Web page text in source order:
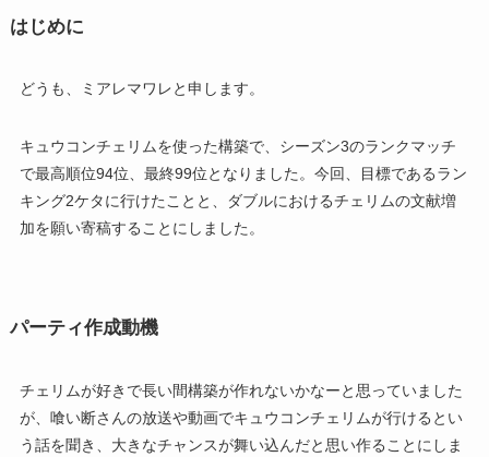
はじめに
どうも、ミアレマワレと申します。
キュウコンチェリムを使った構築で、シーズン3のランクマッチ
で最高順位94位、最終99位となりました。今回、目標であるラン
キング2ケタに行けたことと、ダブルにおけるチェリムの文献増
加を願い寄稿することにしました。
パーティ作成動機
チェリムが好きで長い間構築が作れないかなーと思っていました
が、喰い断さんの放送や動画でキュウコンチェリムが行けるとい
う話を聞き、大きなチャンスが舞い込んだと思い作ることにしま